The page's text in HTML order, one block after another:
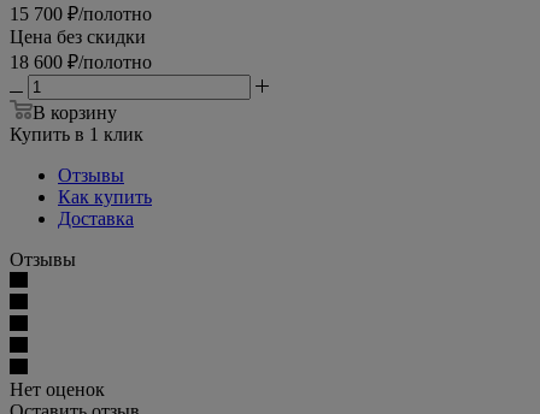
15 700 ₽/полотно
Цена без скидки
18 600 ₽/полотно
В корзину
Купить в 1 клик
Отзывы
Как купить
Доставка
Отзывы
Нет оценок